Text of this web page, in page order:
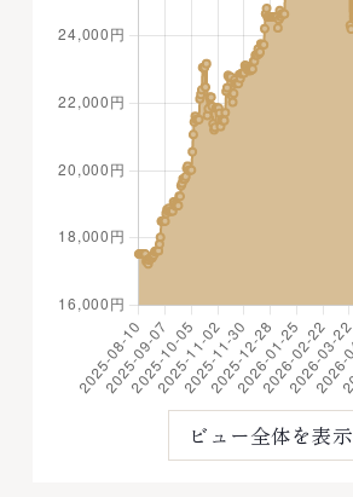
ビュー全体を表示